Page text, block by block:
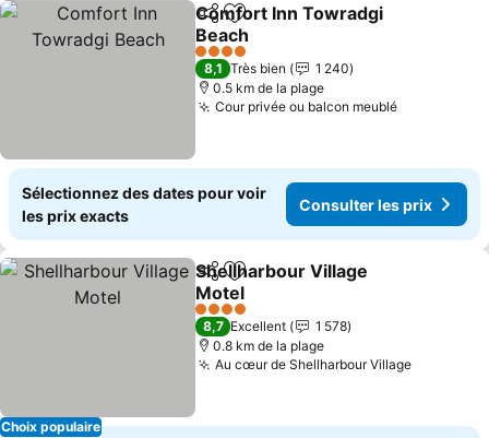
PartagerAjouter à mes favoris
Comfort Inn Towradgi
Beach
4 Étoiles
8,1 Très bien
1 240
0.5 km de la plage
Cour privée ou balcon meublé
Sélectionnez des dates pour voir
les prix exacts
Consulter les prix
Choix populaire
PartagerAjouter à mes favoris
Shellharbour Village
Motel
4 Étoiles
8,7 Excellent
1 578
0.8 km de la plage
Au cœur de Shellharbour Village